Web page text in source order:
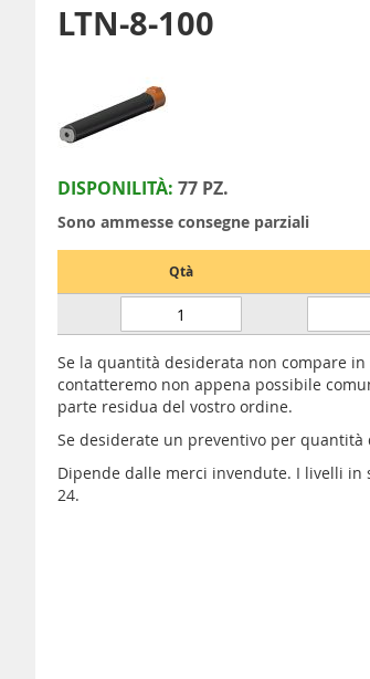
LTN-8-100
DISPONILITÀ: 77 PZ.
Sono ammesse consegne parziali
Qtà
Se la quantità desiderata non compare
contatteremo non appena possibile
parte residua del vostro ordine.
Se desiderate un preventivo per quantità
Dipende dalle merci invendute. I livelli in
24.